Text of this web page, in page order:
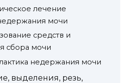
лечение
мочи
средств и
сбора мочи
недержания мочи
выделения, резь,